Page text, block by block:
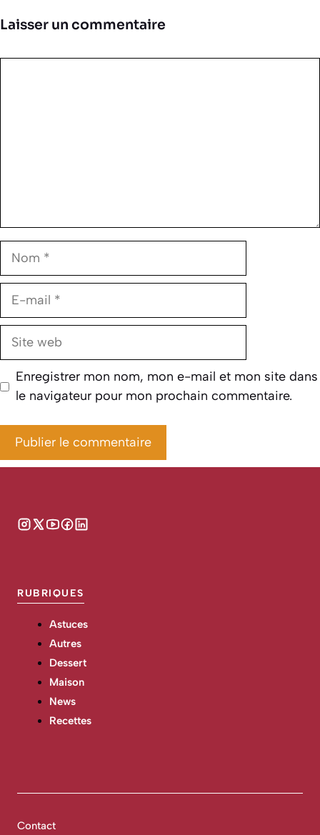
Laisser un commentaire
Nom
E-
Site
Enregistrer mon nom, mon e-mail et mon site dans
le navigateur pour mon prochain commentaire.
RUBRIQUES
Astuces
Autres
Dessert
Maison
News
Recettes
Contact